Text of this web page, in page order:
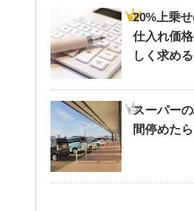
20%上乗せ
仕入れ価
しく求め
スーパー
間停めた